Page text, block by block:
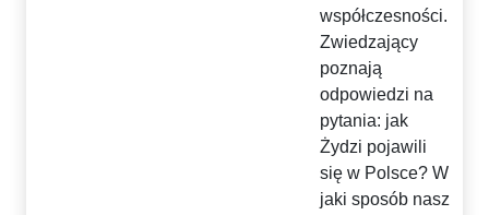
współczesności.
Zwiedzający
poznają
odpowiedzi na
pytania: jak
Żydzi pojawili
się w Polsce? W
jaki sposób nasz